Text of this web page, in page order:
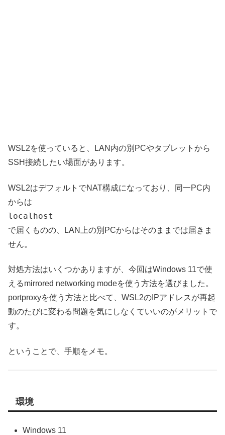
WSL2を使っていると、LAN内の別PCやタブレットから
SSH接続したい場面があります。
WSL2はデフォルトでNAT構成になっており、同一PC内
からは
localhost
で届くものの、LAN上の別PCからはそのままでは届きま
せん。
対処方法はいくつかありますが、今回はWindows 11で使
えるmirrored networking modeを使う方法を選びました。
portproxyを使う方法と比べて、WSL2のIPアドレスが再起
動のたびに変わる問題を気にしなくていいのがメリットで
す。
ということで、手順をメモ。
環境
Windows 11